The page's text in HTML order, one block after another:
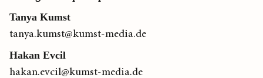
Tanya Kumst
tanya.kumst@kumst-media.de
Hakan Evcil
hakan.evcil@kumst-media.de